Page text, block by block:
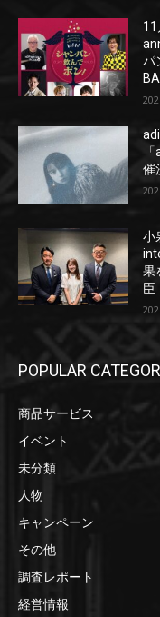
11
パ
催
小
果
臣
POPULAR
商品サービス
イベント
未分類
人物
キャンペーン
その他
調査レポート
経営情報